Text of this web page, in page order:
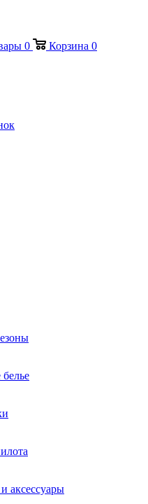
0 Корзина 0
аксессуары